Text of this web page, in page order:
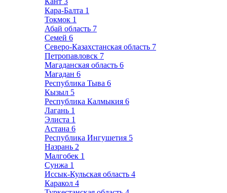
Кара-Балта 1
Токмок 1
Абай область 7
Семей 6
Северо-Казахстанская область 7
Петропавловск 7
Магаданская область 6
Магадан 6
Республика Тыва 6
Кызыл 5
Республика Калмыкия 6
Лагань 1
Элиста 1
Астана 6
Республика Ингушетия 5
Назрань 2
Малгобек 1
Сунжа 1
Иссык-Кульская область 4
Каракол 4